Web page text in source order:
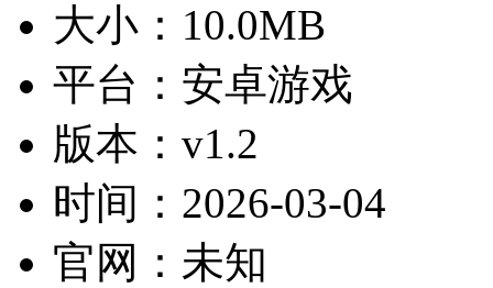
大小： 10.0MB
平台： 安卓游戏
版本： v1.2
时间： 2026-03-04
官网： 未知